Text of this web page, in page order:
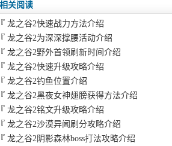
相关阅读
『 龙之谷2快速战力方法介绍
『 龙之谷2为深深撑腰活动介绍
『 龙之谷2野外首领刷新时间介绍
『 龙之谷2快速升级攻略介绍
『 龙之谷2钓鱼位置介绍
『 龙之谷2黑夜女神翅膀获得方法介绍
『 龙之谷2铭文升级攻略介绍
『 龙之谷2沙漠异闻刷分攻略介绍
『 龙之谷2阴影森林boss打法攻略介绍